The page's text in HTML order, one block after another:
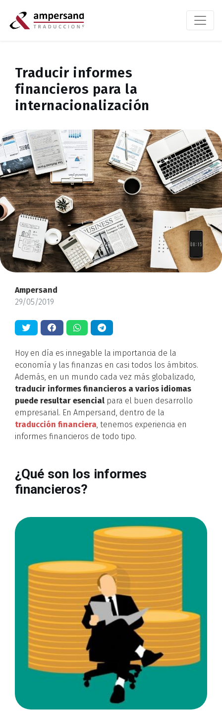
Traducir informes
financieros para la
internacionalización
Ampersand
29/05/2019
Hoy en día es innegable la importancia de la
economía y las finanzas en casi todos los ámbitos.
Además, en un mundo cada vez más globalizado,
traducir informes financieros a varios idiomas
puede resultar esencial para el buen desarrollo
empresarial. En Ampersand, dentro de la
traducción financiera, tenemos experiencia en
informes financieros de todo tipo.
¿Qué son los informes
financieros?